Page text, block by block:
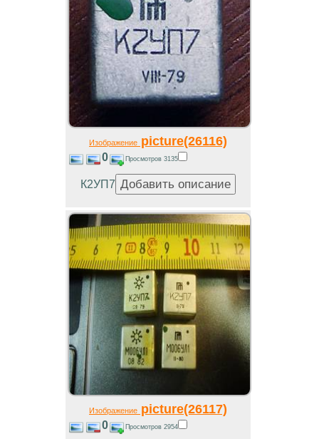
Изображение picture(26116)
0 Просмотров 3135
К2УП7
Изображение picture(26117)
0 Просмотров 2954